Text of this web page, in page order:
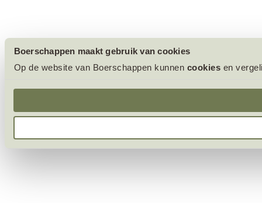
Boerschappen maakt gebruik van cookies
Op de website van Boerschappen kunnen cookies en